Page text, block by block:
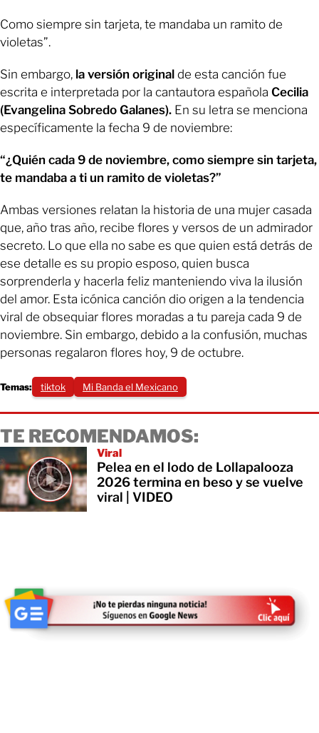
Como siempre sin tarjeta, te mandaba un ramito de
violetas”.
Sin embargo, la versión original de esta canción fue
escrita e interpretada por la cantautora española Cecilia
(Evangelina Sobredo Galanes). En su letra se menciona
específicamente la fecha 9 de noviembre:
“¿Quién cada 9 de noviembre, como siempre sin tarjeta,
te mandaba a ti un ramito de violetas?”
Ambas versiones relatan la historia de una mujer casada
que, año tras año, recibe flores y versos de un admirador
secreto. Lo que ella no sabe es que quien está detrás de
ese detalle es su propio esposo, quien busca
sorprenderla y hacerla feliz manteniendo viva la ilusión
del amor. Esta icónica canción dio origen a la tendencia
viral de obsequiar flores moradas a tu pareja cada 9 de
noviembre. Sin embargo, debido a la confusión, muchas
personas regalaron flores hoy, 9 de octubre.
Temas: tiktok Mi Banda el Mexicano
TE RECOMENDAMOS:
Viral
Pelea en el lodo de Lollapalooza
2026 termina en beso y se vuelve
viral | VIDEO